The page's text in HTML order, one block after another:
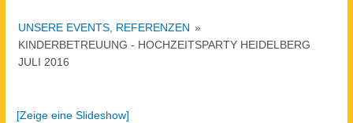
UNSERE EVENTS, REFERENZEN »
KINDERBETREUUNG - HOCHZEITSPARTY HEIDELBERG
JULI 2016
[Zeige eine Slideshow]